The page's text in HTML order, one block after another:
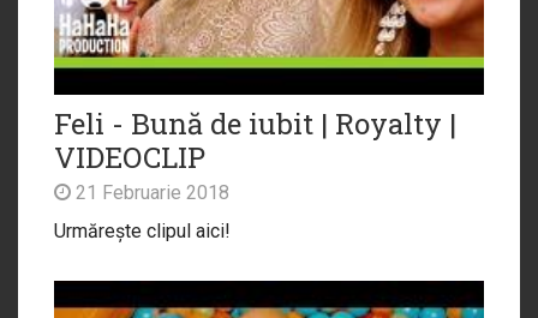
Feli - Bună de iubit | Royalty |
VIDEOCLIP
21 Februarie 2018
Urmărește clipul aici!